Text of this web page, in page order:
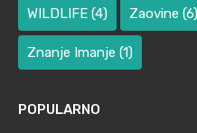
WILDLIFE (4) Zaovine (6)
Znanje Imanje (1)
POPULARNO